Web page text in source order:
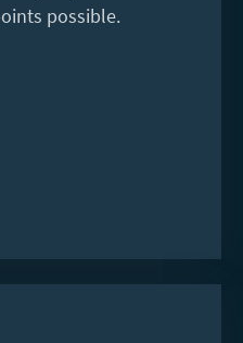
possible.